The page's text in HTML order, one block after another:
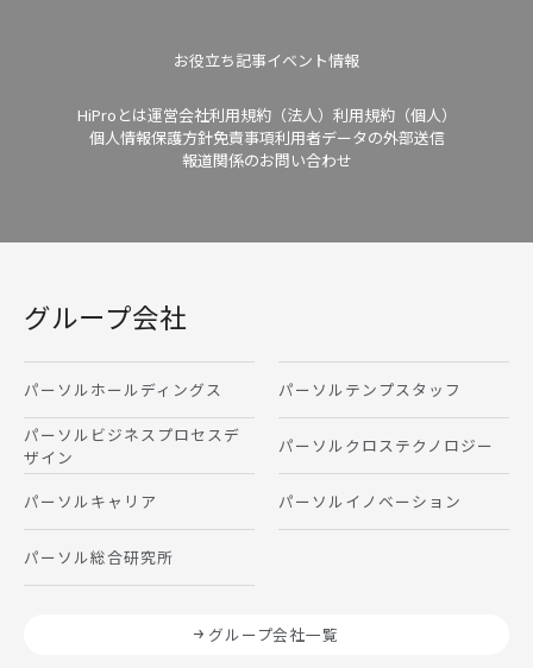
お役立ち記事イベント情報
HiProとは運営会社利用規約（法人） 利用規約（個人）
個人情報保護方針免責事項利用者データの外部送信
報道関係のお問い合わせ
グループ会社
パーソルホールディングス
パーソルテンプスタッフ
パーソルビジネスプロセスデ
ザイン
パーソルクロステクノロジー
パーソルキャリア パーソルイノベーション
パーソル総合研究所
グループ会社一覧